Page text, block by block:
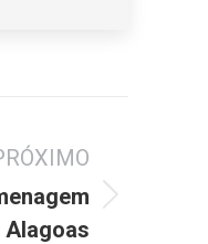
Alagoas